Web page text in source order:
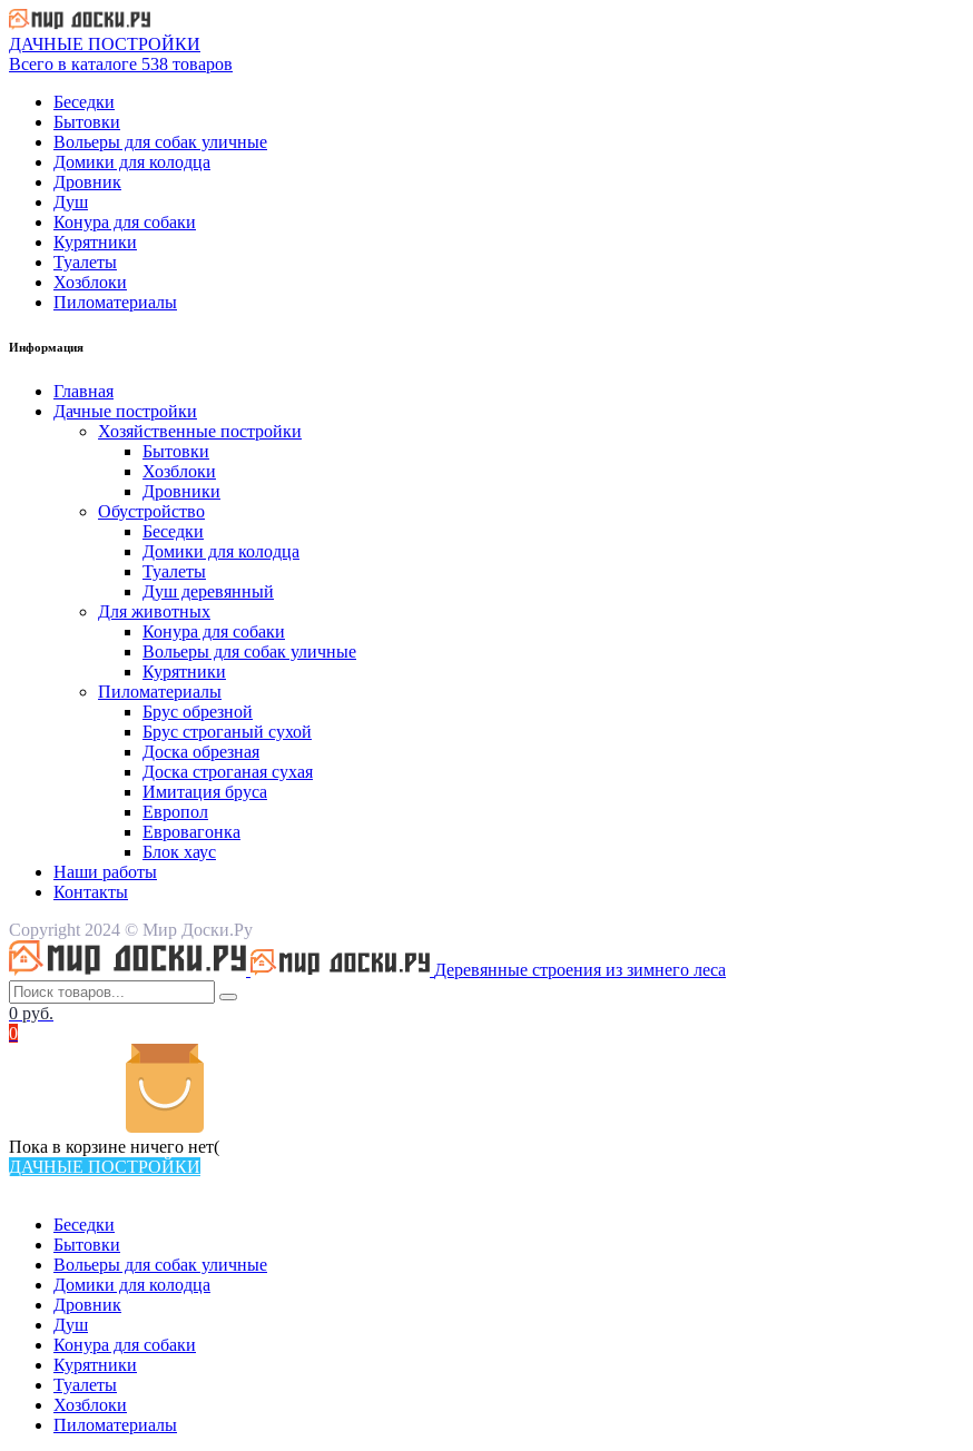
ДАЧНЫЕ ПОСТРОЙКИ
Всего в каталоге 538 товаров
Беседки
Бытовки
Вольеры для собак уличные
Домики для колодца
Дровник
Душ
Конура для собаки
Курятники
Туалеты
Хозблоки
Пиломатериалы
Информация
Главная
Дачные постройки
Хозяйственные постройки
Бытовки
Хозблоки
Дровники
Обустройство
Беседки
Домики для колодца
Туалеты
Душ деревянный
Для животных
Конура для собаки
Вольеры для собак уличные
Курятники
Пиломатериалы
Брус обрезной
Брус строганый сухой
Доска обрезная
Доска строганая сухая
Имитация бруса
Европол
Евровагонка
Блок хаус
Наши работы
Контакты
Copyright 2024 © Мир Доски.Ру
Деревянные строения из зимнего леса
0 руб.
0
Пока в корзине ничего нет(
ДАЧНЫЕ ПОСТРОЙКИ
Беседки
Бытовки
Вольеры для собак уличные
Домики для колодца
Дровник
Душ
Конура для собаки
Курятники
Туалеты
Хозблоки
Пиломатериалы